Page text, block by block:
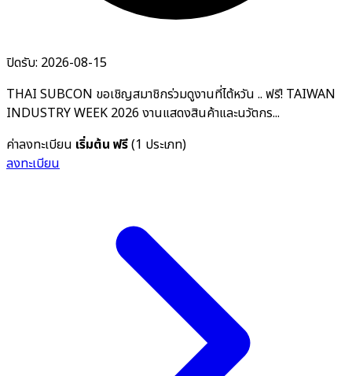
ปิดรับ: 2026-08-15
THAI SUBCON ขอเชิญสมาชิกร่วมดูงานที่ไต้หวัน .. ฟรี! TAIWAN
INDUSTRY WEEK 2026 งานแสดงสินค้าและนวัตกร...
ค่าลงทะเบียน เริ่มต้น ฟรี(1 ประเภท)
ลงทะเบียน